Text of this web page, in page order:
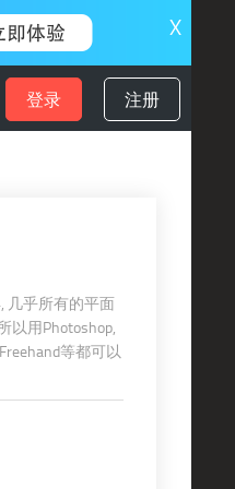
X
登录 注册
几乎所有的平面
以用Photoshop,
等都可以